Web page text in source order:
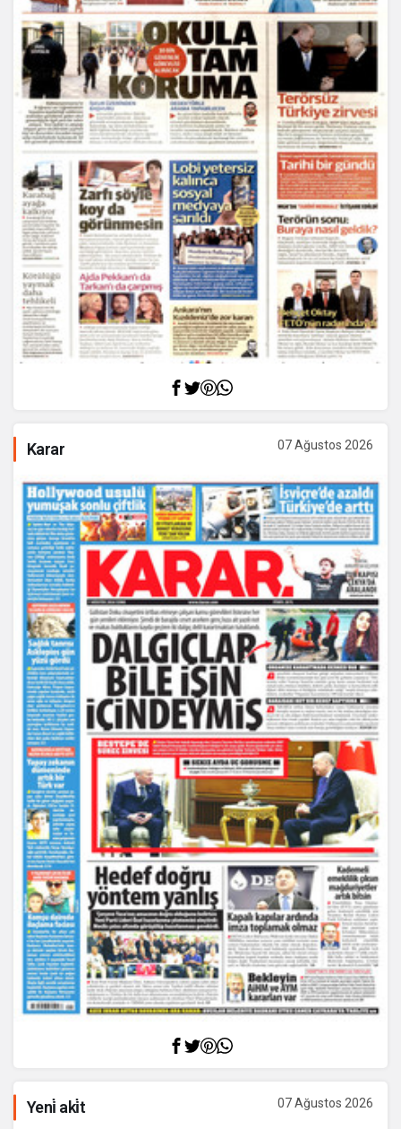
Karar 07 Ağustos 2026
Yeni̇ aki̇t 07 Ağustos 2026